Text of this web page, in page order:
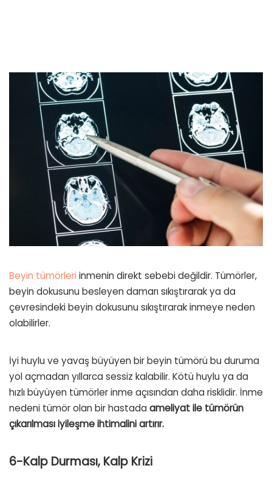
Beyin tümörleri inmenin direkt sebebi değildir. Tümörler,
beyin dokusunu besleyen damarı sıkıştırarak ya da
çevresindeki beyin dokusunu sıkıştırarak inmeye neden
olabilirler.
İyi huylu ve yavaş büyüyen bir beyin tümörü bu duruma
yol açmadan yıllarca sessiz kalabilir. Kötü huylu ya da
hızlı büyüyen tümörler inme açısından daha risklidir. İnme
nedeni tümör olan bir hastada ameliyat ile tümörün
çıkarılması iyileşme ihtimalini artırır.
6-Kalp Durması, Kalp Krizi